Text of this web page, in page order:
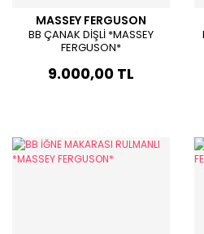
MASSEY FERGUSON
BB ÇANAK DİŞLİ *MASSEY
FERGUSON*
9.000,00 TL